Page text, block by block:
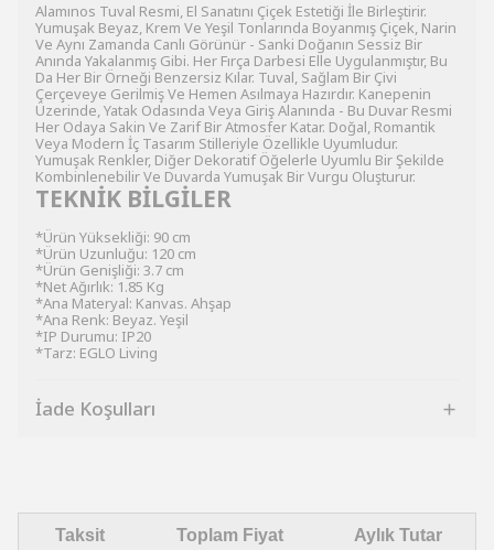
Alamınos Tuval Resmi, El Sanatını Çiçek Estetiği İle Birleştirir.
Yumuşak Beyaz, Krem Ve Yeşil Tonlarında Boyanmış Çiçek, Narin
Ve Aynı Zamanda Canlı Görünür - Sanki Doğanın Sessiz Bir
Anında Yakalanmış Gibi. Her Fırça Darbesi Elle Uygulanmıştır, Bu
Da Her Bir Örneği Benzersiz Kılar. Tuval, Sağlam Bir Çivi
Çerçeveye Gerilmiş Ve Hemen Asılmaya Hazırdır. Kanepenin
Üzerinde, Yatak Odasında Veya Giriş Alanında - Bu Duvar Resmi
Her Odaya Sakin Ve Zarif Bir Atmosfer Katar. Doğal, Romantik
Veya Modern İç Tasarım Stilleriyle Özellikle Uyumludur.
Yumuşak Renkler, Diğer Dekoratif Öğelerle Uyumlu Bir Şekilde
Kombinlenebilir Ve Duvarda Yumuşak Bir Vurgu Oluşturur.
TEKNİK BİLGİLER
*Ürün Yüksekliği: 90 cm
*Ürün Uzunluğu: 120 cm
*Ürün Genişliği: 3.7 cm
*Net Ağırlık: 1.85 Kg
*Ana Materyal: Kanvas. Ahşap
*Ana Renk: Beyaz. Yeşil
*IP Durumu: IP20
*Tarz: EGLO Living
İade Koşulları
Taksit Toplam Fiyat Aylık Tutar